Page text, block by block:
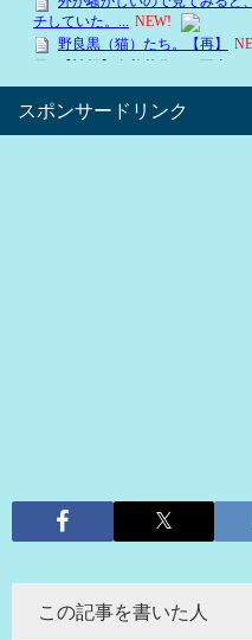
スポンサードリンク
この記事を書いた人